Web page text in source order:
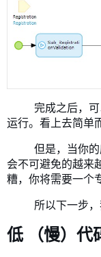
完成之后，可
运行。看上去简单
但是，当你的
会不可避免的越来
糟，你将需要一个
所以下一步，
低 （慢）代